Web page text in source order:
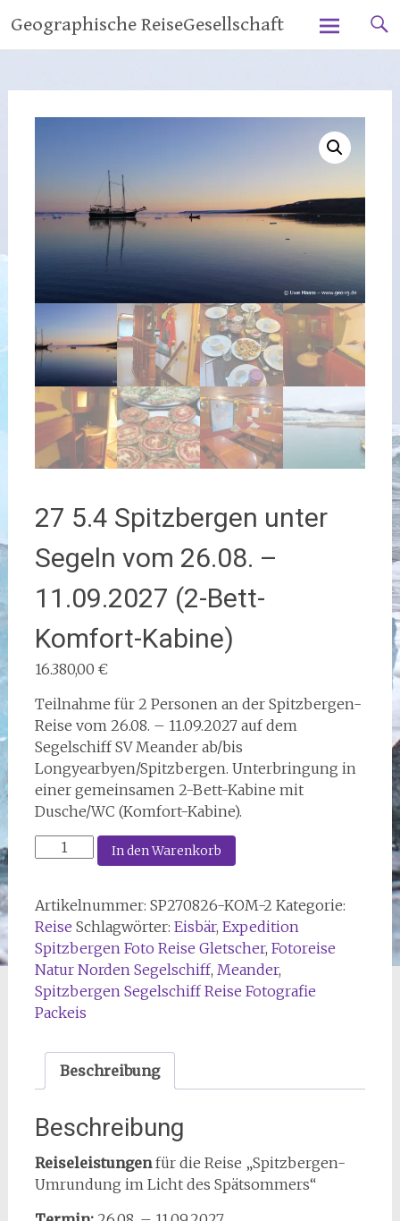
Inhalt
springen
Geographische ReiseGesellschaft
27 5.4 Spitzbergen unter
Segeln vom 26.08. –
11.09.2027 (2-Bett-
Komfort-Kabine)
16.380,00 €
Teilnahme für 2 Personen an der Spitzbergen-
Reise vom 26.08. – 11.09.2027 auf dem
Segelschiff SV Meander ab/bis
Longyearbyen/Spitzbergen. Unterbringung in
einer gemeinsamen 2-Bett-Kabine mit
Dusche/WC (Komfort-Kabine).
unter
Segeln
vom
26.08.
-
11.09.2027
Bett-
Komfort-
Menge
In den Warenkorb
Artikelnummer: SP270826-KOM-2 Kategorie:
Reise Schlagwörter: Eisbär, Expedition
Spitzbergen Foto Reise Gletscher, Fotoreise
Natur Norden Segelschiff, Meander,
Spitzbergen Segelschiff Reise Fotografie
Packeis
Beschreibung
Beschreibung
Reiseleistungenfür die Reise „Spitzbergen-
Umrundung im Licht des Spätsommers“